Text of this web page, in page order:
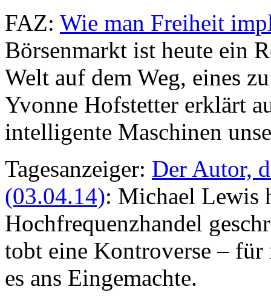
FAZ: Wie man Freiheit
Börsenmarkt ist heute ein
Welt auf dem Weg, eines
Yvonne Hofstetter erklärt
intelligente Maschinen
Tagesanzeiger: Der Autor,
(03.04.14): Michael Lewis
Hochfrequenzhandel
tobt eine Kontroverse – für
es ans Eingemachte.